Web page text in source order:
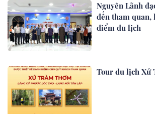
Nguyên Lãnh
đến tham quan,
điểm du lịch
Tour du lịch Xứ